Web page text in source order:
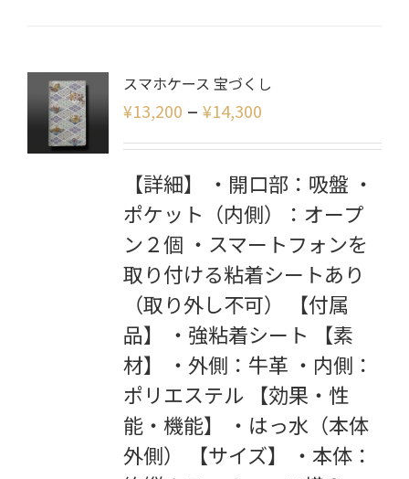
スマホケース 宝づくし
¥13,200 – ¥14,300
【詳細】 ・開口部：吸盤 ・
ポケット（内側）：オープ
ン２個 ・スマートフォンを
取り付ける粘着シートあり
（取り外し不可） 【付属
品】 ・強粘着シート 【素
材】 ・外側：牛革 ・内側：
ポリエステル 【効果・性
能・機能】 ・はっ水（本体
外側） 【サイズ】 ・本体：